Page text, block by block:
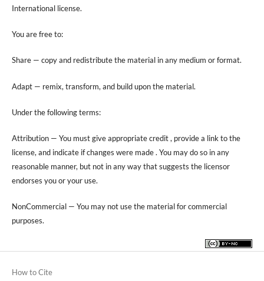
International license.
You are free to:
Share — copy and redistribute the material in any medium or format.
Adapt — remix, transform, and build upon the material.
Under the following terms:
Attribution — You must give appropriate credit , provide a link to the
license, and indicate if changes were made . You may do so in any
reasonable manner, but not in any way that suggests the licensor
endorses you or your use.
NonCommercial — You may not use the material for commercial
purposes.
How to Cite